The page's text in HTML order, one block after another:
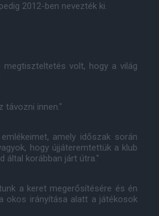
2012-ben nevezték ki.
megtiszteltetés volt, hogy a világ
távozni innen."
amely időszak során
hogy újjáteremtettük a klub
által korábban járt útra."
a keret megerősítésére és én
okos irányítása alatt a játékosok